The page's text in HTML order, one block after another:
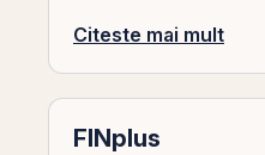
Citeste mai mult
FINplus